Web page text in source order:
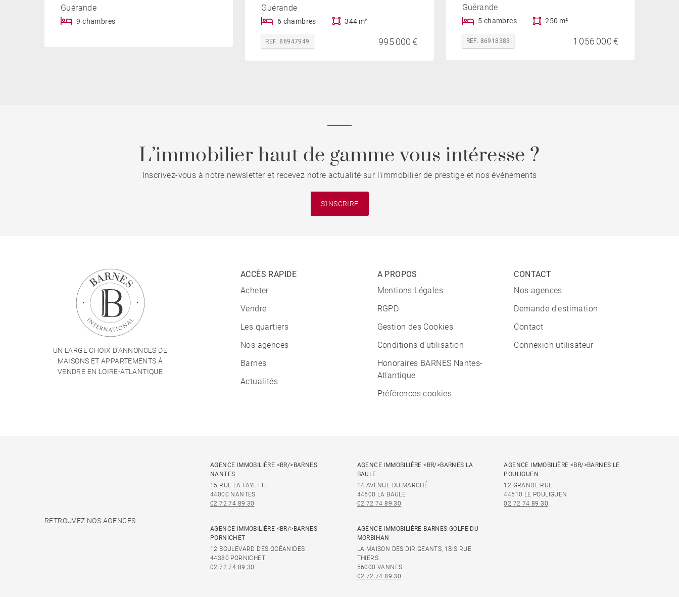
Guérande
9 chambres
Guérande
6 chambres 344 m²
REF. 86947949 995 000 €
Guérande
5 chambres 250 m²
REF. 86918383 1 056 000 €
L’immobilier haut de gamme vous intéresse ?
Inscrivez-vous à notre newsletter et recevez notre actualité sur l'immobilier de prestige et nos événements
S'INSCRIRE
UN LARGE CHOIX D'ANNONCES DE
MAISONS ET APPARTEMENTS À
VENDRE EN LOIRE-ATLANTIQUE
ACCÈS RAPIDE
Acheter
Vendre
Les quartiers
Nos agences
Barnes
Actualités
A PROPOS
Mentions Légales
RGPD
Gestion des Cookies
Conditions d'utilisation
Honoraires BARNES Nantes-
Atlantique
Préférences cookies
CONTACT
Nos agences
Demande d'estimation
Contact
Connexion utilisateur
RETROUVEZ NOS AGENCES
AGENCE IMMOBILIÈRE <BR/>BARNES
NANTES
15 RUE LA FAYETTE
44000 NANTES
02 72 74 89 30
AGENCE IMMOBILIÈRE <BR/>BARNES LA
BAULE
14 AVENUE DU MARCHÉ
44500 LA BAULE
02 72 74 89 30
AGENCE IMMOBILIÈRE <BR/>BARNES LE
POULIGUEN
12 GRANDE RUE
44510 LE POULIGUEN
02 72 74 89 30
AGENCE IMMOBILIÈRE <BR/>BARNES
PORNICHET
12 BOULEVARD DES OCÉANIDES
44380 PORNICHET
02 72 74 89 30
AGENCE IMMOBILIÈRE BARNES GOLFE DU
MORBIHAN
LA MAISON DES DIRIGEANTS, 1BIS RUE
THIERS
56000 VANNES
02 72 74 89 30